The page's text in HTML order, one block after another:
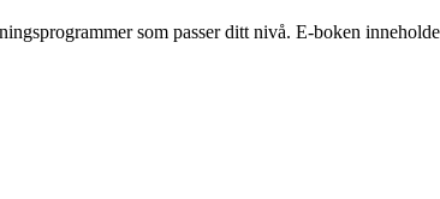
som passer ditt nivå. E-boken